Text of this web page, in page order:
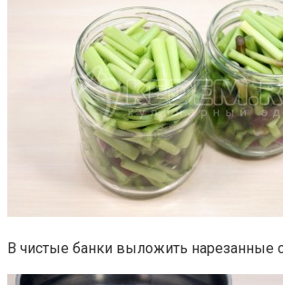
В чистые банки выложить нарезанные